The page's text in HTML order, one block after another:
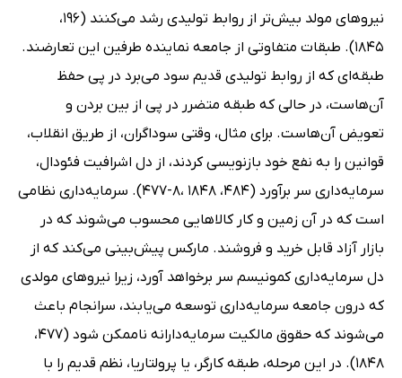
نیروهاى مولد بیش‌تر از روابط تولیدى رشد مى‌کنند (196،
1845). طبقات متفاوتى از جامعه نماینده طرفین این تعارضند.
طبقه‌اى که از روابط تولیدى قدیم سود مى‌برد در پى حفظ
آن‌هاست، در حالى که طبقه متضرر در پى از بین بردن و
تعویض آن‌هاست. براى مثال، وقتى سوداگران، از طریق انقلاب،
قوانین را به نفع خود بازنویسى کردند، از دل اشرافیت فئودال،
سرمایه‌دارى سر برآورد (484، 1848 ،8-477). سرمایه‌دارى نظامى
است که در آن زمین و کار کالاهایى محسوب مى‌شوند که در
بازار آزاد قابل خرید و فروشند. مارکس پیش‌بینى مى‌کند که از
دل سرمایه‌دارى کمونیسم سر برخواهد آورد، زیرا نیروهاى مولدى
که درون جامعه سرمایه‌دارى توسعه مى‌یابند، سرانجام باعث
مى‌شوند که حقوق مالکیت سرمایه‌دارانه ناممکن شود (477،
1848). در این مرحله، طبقه کارگر، یا پرولتاریا، نظم قدیم را با